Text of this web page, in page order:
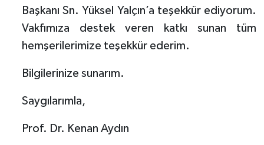
Başkanı Sn. Yüksel Yalçın’a teşekkür ediyorum.
Vakfımıza destek veren katkı sunan tüm
hemşerilerimize teşekkür ederim.
Bilgilerinize sunarım.
Saygılarımla,
Prof. Dr. Kenan Aydın